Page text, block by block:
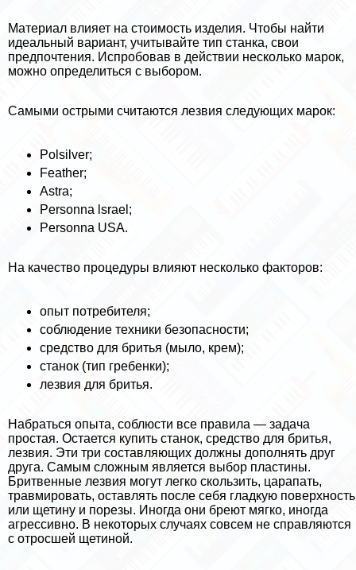
Материал влияет на стоимость изделия. Чтобы найти
идеальный вариант, учитывайте тип станка, свои
предпочтения. Испробовав в действии несколько марок,
можно определиться с выбором.
Самыми острыми считаются лезвия следующих марок:
Polsilver;
Feather;
Astra;
Personna lsrael;
Personna USA.
На качество процедуры влияют несколько факторов:
опыт потребителя;
соблюдение техники безопасности;
средство для бритья (мыло, крем);
станок (тип гребенки);
лезвия для бритья.
Набраться опыта, соблюсти все правила — задача
простая. Остается купить станок, средство для бритья,
лезвия. Эти три составляющих должны дополнять друг
друга. Самым сложным является выбор пластины.
Бритвенные лезвия могут легко скользить, царапать,
травмировать, оставлять после себя гладкую поверхность
или щетину и порезы. Иногда они бреют мягко, иногда
агрессивно. В некоторых случаях совсем не справляются
с отросшей щетиной.